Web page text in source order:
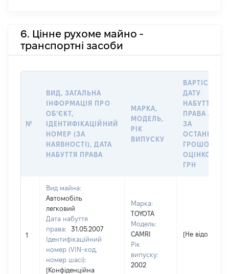
6. Цінне рухоме майно -
транспортні засоби
№
ВИД, ЗАГАЛЬНА
ІНФОРМАЦІЯ ПРО
ОБʼЄКТ,
ІДЕНТИФІКАЦІЙНИЙ
НОМЕР (ЗА
НАЯВНОСТІ), ДАТА
НАБУТТЯ ПРАВА
МАРКА,
МОДЕЛЬ,
РІК
ВИПУСКУ
ВАРТІСТЬ НА
ДАТУ
НАБУТТЯ
ПРАВА АБО
ЗА
ГРОШОВОЮ
ОЦІНКОЮ,
ГРН
1
Вид майна:
Автомобіль
легковий
Дата набуття
права:
31.05.2007
Ідентифікаційний
номер (VIN-код,
номер шасі):
[Конфіденційна
Марка:
TOYOTA
Модель:
CAMRI
Рік
випуску:
2002
[Не відомо]